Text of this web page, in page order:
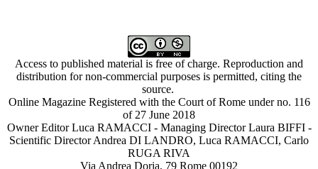
Access to published material is free of charge. Reproduction and
distribution for non-commercial purposes is permitted, citing the
source.
Online Magazine Registered with the Court of Rome under no. 116
of 27 June 2018
Owner Editor Luca RAMACCI - Managing Director Laura BIFFI -
Scientific Director Andrea DI LANDRO, Luca RAMACCI, Carlo
RUGA RIVA
Via Andrea Doria, 79 Rome 00192